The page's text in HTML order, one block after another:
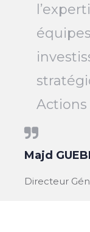
Actions
Majd
Directeur